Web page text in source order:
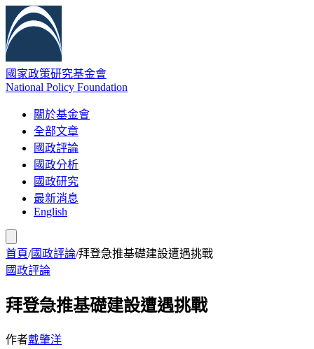
國家政策研究基金會
National Policy Foundation
關於基金會
全部文章
國政評論
國政分析
國政研究
最新消息
English
首頁/國政評論/拜登急推基礎建設遭遇挑戰
國政評論
拜登急推基礎建設遭遇挑戰
作者戴肇洋